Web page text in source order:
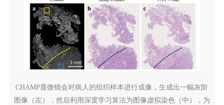
CHAMP显微镜会对病人的组织样本进行成像，生成出一幅灰阶
图像（左），然后利用深度学习算法为图像虚拟染色（中），为